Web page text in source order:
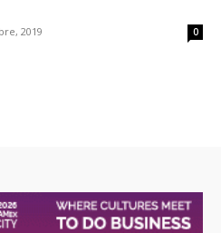
2019 0